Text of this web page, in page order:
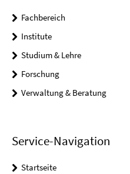
Fachbereich
Institute
Studium & Lehre
Forschung
Verwaltung & Beratung
Service-Navigation
Startseite